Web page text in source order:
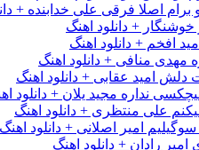
برام اصلا فرقی علی خدابنده +
+ دانلود اهنگ
افخم + دانلود اهنگ
مهدی منافی + دانلود اهنگ
امید عقابی + دانلود اهنگ
هیچکسی نداره مجید یلان + دانلود
علی منتظری + دانلود اهنگ
امیر اصلانی + دانلود اهنگ
رادان + دانلود اهنگ